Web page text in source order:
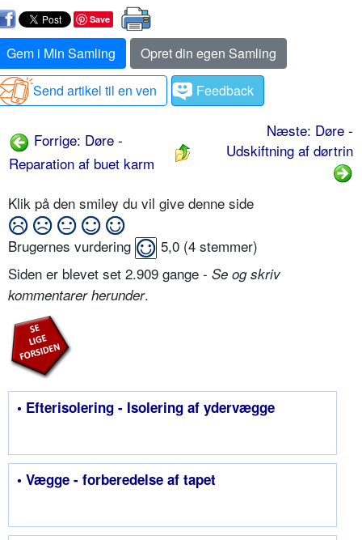
Save
Gem i Min Samling
Opret din egen Samling
Send artikel til en ven
Feedback
Forrige: Døre -
Reparation af buet karm
Næste: Døre -
Udskiftning af dørtrin
Klik på den smiley du vil give denne side
Brugernes vurdering 5,0 (4 stemmer)
Siden er blevet set 2.909 gange - Se og skriv
kommentarer herunder.
• Efterisolering - Isolering af ydervægge
• Vægge - forberedelse af tapet